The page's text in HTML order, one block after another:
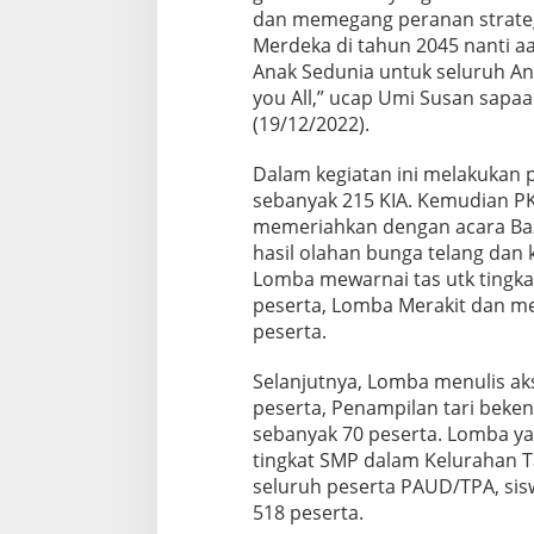
dan memegang peranan
Merdeka di tahun 2045 nanti
Anak Sedunia untuk seluruh
you All,” ucap Umi Susan
(19/12/2022).
Dalam kegiatan ini
sebanyak 215 KIA. Kemudian
memeriahkan dengan acara
hasil olahan bunga telang dan
Lomba mewarnai tas utk
peserta, Lomba Merakit dan
peserta.
Selanjutnya, Lomba menulis
peserta, Penampilan tari
sebanyak 70 peserta. Lomba
tingkat SMP dalam Kelurahan
seluruh peserta PAUD/TPA,
518 peserta.